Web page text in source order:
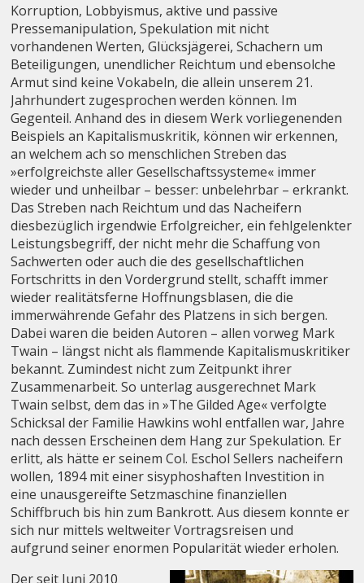
Korruption, Lobbyismus, aktive und passive
Pressemanipulation, Spekulation mit nicht
vorhandenen Werten, Glücksjägerei, Schachern um
Beteiligungen, unendlicher Reichtum und ebensolche
Armut sind keine Vokabeln, die allein unserem 21.
Jahrhundert zugesprochen werden können. Im
Gegenteil. Anhand des in diesem Werk vorliegenenden
Beispiels an Kapitalismuskritik, können wir erkennen,
an welchem ach so menschlichen Streben das
»erfolgreichste aller Gesellschaftssysteme« immer
wieder und unheilbar – besser: unbelehrbar – erkrankt.
Das Streben nach Reichtum und das Nacheifern
diesbezüglich irgendwie Erfolgreicher, ein fehlgelenkter
Leistungsbegriff, der nicht mehr die Schaffung von
Sachwerten oder auch die des gesellschaftlichen
Fortschritts in den Vordergrund stellt, schafft immer
wieder realitätsferne Hoffnungsblasen, die die
immerwährende Gefahr des Platzens in sich bergen.
Dabei waren die beiden Autoren – allen vorweg Mark
Twain – längst nicht als flammende Kapitalismuskritiker
bekannt. Zumindest nicht zum Zeitpunkt ihrer
Zusammenarbeit. So unterlag ausgerechnet Mark
Twain selbst, dem das in »The Gilded Age« verfolgte
Schicksal der Familie Hawkins wohl entfallen war, Jahre
nach dessen Erscheinen dem Hang zur Spekulation. Er
erlitt, als hätte er seinem Col. Eschol Sellers nacheifern
wollen, 1894 mit einer sisyphoshaften Investition in
eine unausgereifte Setzmaschine finanziellen
Schiffbruch bis hin zum Bankrott. Aus diesem konnte er
sich nur mittels weltweiter Vortragsreisen und
aufgrund seiner enormen Popularität wieder erholen.
Der seit Juni 2010